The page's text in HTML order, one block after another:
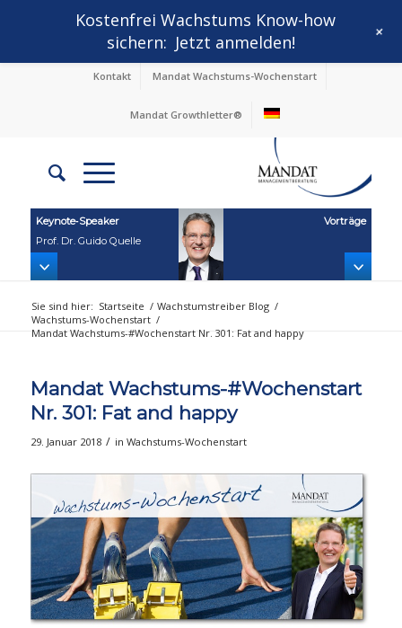
Kontakt Mandat Wachstums-Wochenstart
Mandat Growthletter®
Keynote‑Speaker
Prof. Dr. Guido Quelle
Vorträge
Sie sind hier: Startseite / Wachstumstreiber Blog /
Wachstums-Wochenstart /
Mandat Wachstums-#Wochenstart Nr. 301: Fat and happy
Mandat Wachstums-#Wochenstart
Nr. 301: Fat and happy
29. Januar 2018 / in Wachstums-Wochenstart
Kostenfrei Wachstums Know-how
sichern: Jetzt anmelden! +